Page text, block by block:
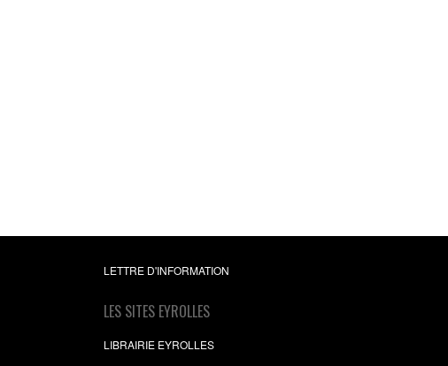
LETTRE D'INFORMATION
LES SITES EYROLLES
LIBRAIRIE EYROLLES